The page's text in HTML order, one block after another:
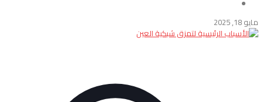
مايو 18, 2025